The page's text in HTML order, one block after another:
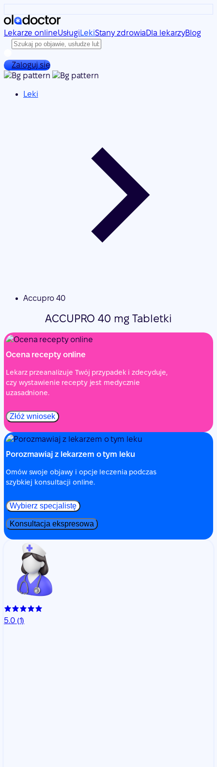
Lekarze onlineUsługi LekiStany zdrowiaDla lekarzyBlog
Zaloguj się
Leki
Accupro 40
ACCUPRO 40 mg Tabletki
Ocena recepty online
Lekarz przeanalizuje Twój przypadek i zdecyduje,
czy wystawienie recepty jest medycznie
uzasadnione.
Złóż wniosek
Porozmawiaj z lekarzem o tym leku
Omów swoje objawy i opcje leczenia podczas
szybkiej konsultacji online.
Wybierz specjalistę
Konsultacja ekspresowa
5.0 (1)